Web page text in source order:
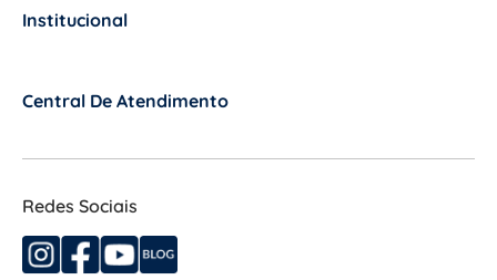
Institucional
Central De Atendimento
Redes Sociais